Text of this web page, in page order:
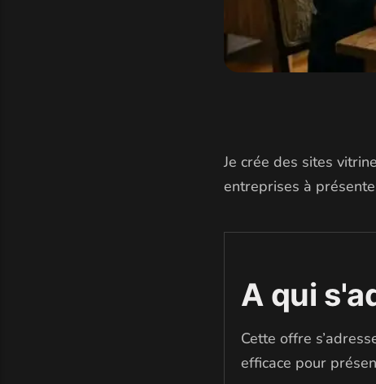
Je crée des sites
entreprises à
A qui
Cette offre
efficace pour